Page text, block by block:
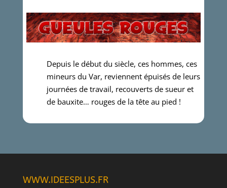
Depuis le début du siècle, ces hommes, ces
mineurs du Var, reviennent épuisés de leurs
journées de travail, recouverts de sueur et
de bauxite… rouges de la tête au pied !
WWW.IDEESPLUS.FR